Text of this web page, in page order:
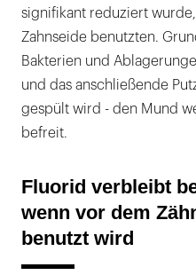
signifikant reduziert
Zahnseide benutzten.
Bakterien und
und das anschließende
gespült wird - den Mund
befreit.
Fluorid verbleibt
wenn vor dem
benutzt wird